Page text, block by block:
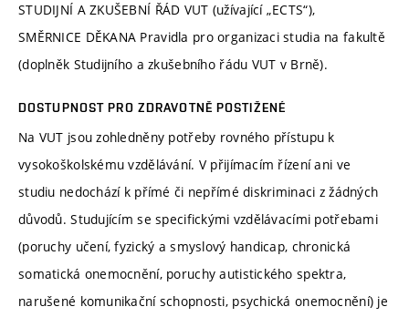
STUDIJNÍ A ZKUŠEBNÍ ŘÁD VUT (užívající „ECTS“),
SMĚRNICE DĚKANA Pravidla pro organizaci studia na fakultě
(doplněk Studijního a zkušebního řádu VUT v Brně).
DOSTUPNOST PRO ZDRAVOTNĚ POSTIŽENÉ
Na VUT jsou zohledněny potřeby rovného přístupu k
vysokoškolskému vzdělávání. V přijímacím řízení ani ve
studiu nedochází k přímé či nepřímé diskriminaci z žádných
důvodů. Studujícím se specifickými vzdělávacími potřebami
(poruchy učení, fyzický a smyslový handicap, chronická
somatická onemocnění, poruchy autistického spektra,
narušené komunikační schopnosti, psychická onemocnění) je